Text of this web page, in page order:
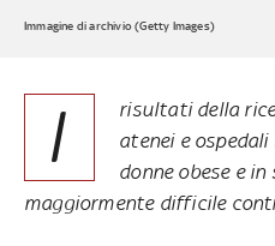
Immagine di archivio (Getty Images)
I
risultati della
atenei e
donne obese e in
maggiormente difficile